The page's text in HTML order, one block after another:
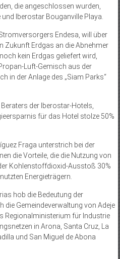
die angeschlossen wurden,
Iberostar Bouganville Playa.
Endesa, will über
Zukunft Erdgas an die Abnehmer
kein Erdgas geliefert wird,
Luft-Gemisch aus der
in der Anlage des „Siam Parks“
der Iberostar-Hotels,
für das Hotel stolze 50%
Fraga unterstrich bei der
die Vorteile, die die Nutzung von
Kohlenstoffdioxid-Ausstoß 30%
Energieträgern.
hob die Bedeutung der
die Gemeindeverwaltung von Adeje
Regionalministerium für Industrie
in Arona, Santa Cruz, La
und San Miguel de Abona